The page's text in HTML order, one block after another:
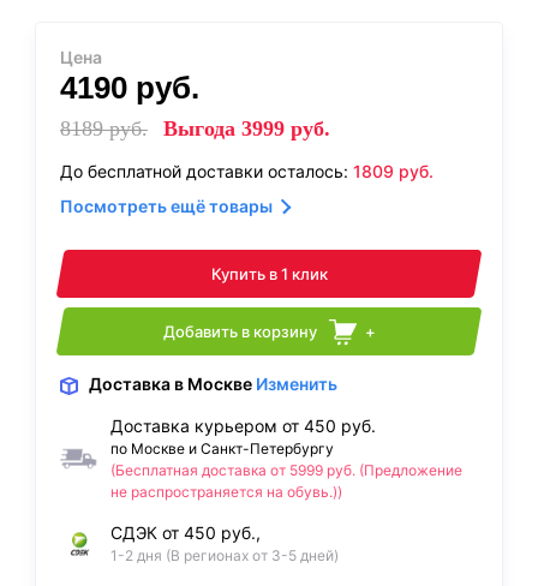
Цена
4190 руб.
8189руб. Выгода 3999 руб.
До бесплатной доставки осталось: 1809 руб.
Посмотреть ещё товары
Купить в 1 клик
Добавить в корзину +
Доставка в Москве Изменить
Доставка курьером от 450 руб.
по Москве и Санкт-Петербургу
(Бесплатная доставка от 5999 руб. (Предложение
не распространяется на обувь.))
СДЭК от 450 руб.,
1-2 дня (В регионах от 3-5 дней)